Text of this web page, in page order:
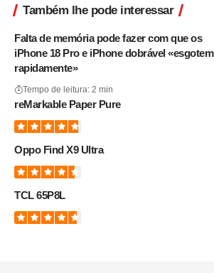
Também lhe pode interessar
Falta de memória pode fazer com que os
iPhone 18 Pro e iPhone dobrável «esgotem
rapidamente»
Tempo de leitura: 2 min
reMarkable Paper Pure
Oppo Find X9 Ultra
TCL 65P8L